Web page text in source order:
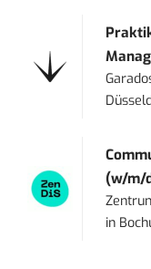
(w/m/
in